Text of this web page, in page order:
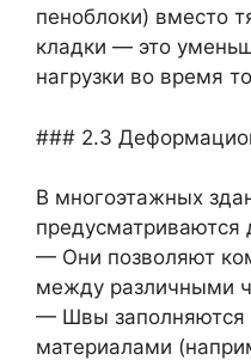
пеноблоки) вместо
кладки — это
нагрузки во время
### 2.3
В многоэтажных
— Они позволяют
между различными
— Швы заполняются
материалами